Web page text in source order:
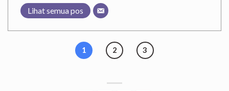
Lihat semua pos
1 2 3